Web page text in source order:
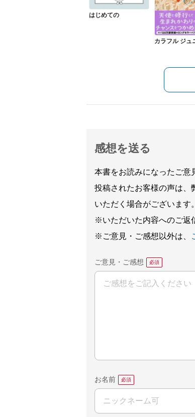
はじめての
カラフル ジュ
感想を送る
本書をお読みになったご意
投稿されたお客様の声は、
いただく場合がございます。
※いただいた内容へのご返
※ご意見・ご感想以外は、
ご意見・ご感想
お名前